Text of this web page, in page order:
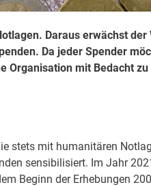
Daraus erwächst der
Da jeder Spender
Organisation mit Bedacht
stets mit humanitären
sensibilisiert. Im Jahr
Beginn der Erhebungen